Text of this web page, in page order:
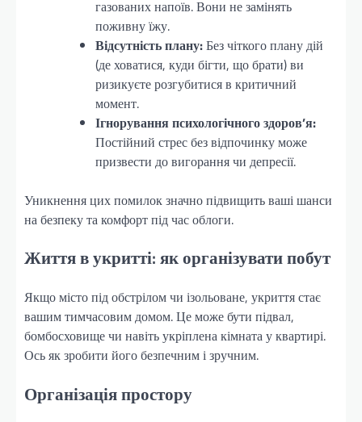
газованих напоїв. Вони не замінять
поживну їжу.
Відсутність плану:Без чіткого плану дій
(де ховатися, куди бігти, що брати) ви
ризикуєте розгубитися в критичний
момент.
Ігнорування психологічного здоров’я:
Постійний стрес без відпочинку може
призвести до вигорання чи депресії.
Уникнення цих помилок значно підвищить ваші шанси
на безпеку та комфорт під час облоги.
Життя в укритті: як організувати побут
Якщо місто під обстрілом чи ізольоване, укриття стає
вашим тимчасовим домом. Це може бути підвал,
бомбосховище чи навіть укріплена кімната у квартирі.
Ось як зробити його безпечним і зручним.
Організація простору